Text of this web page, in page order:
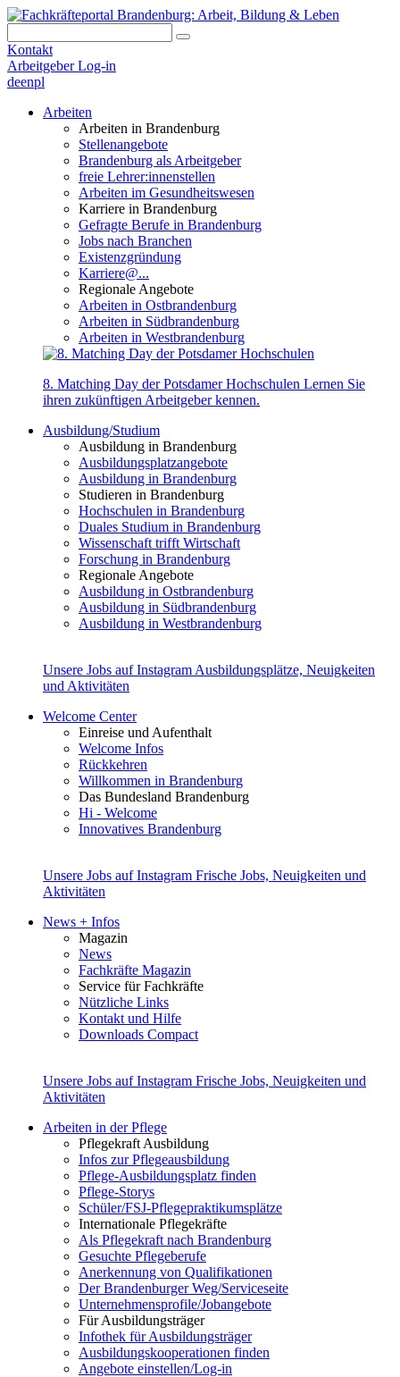
Kontakt
Arbeitgeber Log-in
deenpl
Arbeiten
Arbeiten in Brandenburg
Stellenangebote
Brandenburg als Arbeitgeber
freie Lehrer:innenstellen
Arbeiten im Gesundheitswesen
Karriere in Brandenburg
Gefragte Berufe in Brandenburg
Jobs nach Branchen
Existenzgründung
Karriere@...
Regionale Angebote
Arbeiten in Ostbrandenburg
Arbeiten in Südbrandenburg
Arbeiten in Westbrandenburg
8. Matching Day der Potsdamer Hochschulen Lernen Sie
ihren zukünftigen Arbeitgeber kennen.
Ausbildung/Studium
Ausbildung in Brandenburg
Ausbildungsplatzangebote
Ausbildung in Brandenburg
Studieren in Brandenburg
Hochschulen in Brandenburg
Duales Studium in Brandenburg
Wissenschaft trifft Wirtschaft
Forschung in Brandenburg
Regionale Angebote
Ausbildung in Ostbrandenburg
Ausbildung in Südbrandenburg
Ausbildung in Westbrandenburg
Unsere Jobs auf Instagram Ausbildungsplätze, Neuigkeiten
und Aktivitäten
Welcome Center
Einreise und Aufenthalt
Welcome Infos
Rückkehren
Willkommen in Brandenburg
Das Bundesland Brandenburg
Hi - Welcome
Innovatives Brandenburg
Unsere Jobs auf Instagram Frische Jobs, Neuigkeiten und
Aktivitäten
News + Infos
Magazin
News
Fachkräfte Magazin
Service für Fachkräfte
Nützliche Links
Kontakt und Hilfe
Downloads Compact
Unsere Jobs auf Instagram Frische Jobs, Neuigkeiten und
Aktivitäten
Arbeiten in der Pflege
Pflegekraft Ausbildung
Infos zur Pflegeausbildung
Pflege-Ausbildungsplatz finden
Pflege-Storys
Schüler/FSJ-Pflegepraktikumsplätze
Internationale Pflegekräfte
Als Pflegekraft nach Brandenburg
Gesuchte Pflegeberufe
Anerkennung von Qualifikationen
Der Brandenburger Weg/Serviceseite
Unternehmensprofile/Jobangebote
Für Ausbildungsträger
Infothek für Ausbildungsträger
Ausbildungskooperationen finden
Angebote einstellen/Log-in